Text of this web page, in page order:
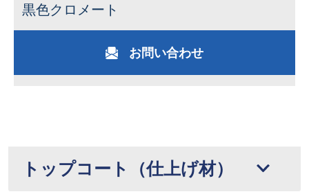
黒色クロメート
お問い合わせ
トップコート（仕上げ材）